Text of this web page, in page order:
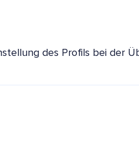
des Profils bei der